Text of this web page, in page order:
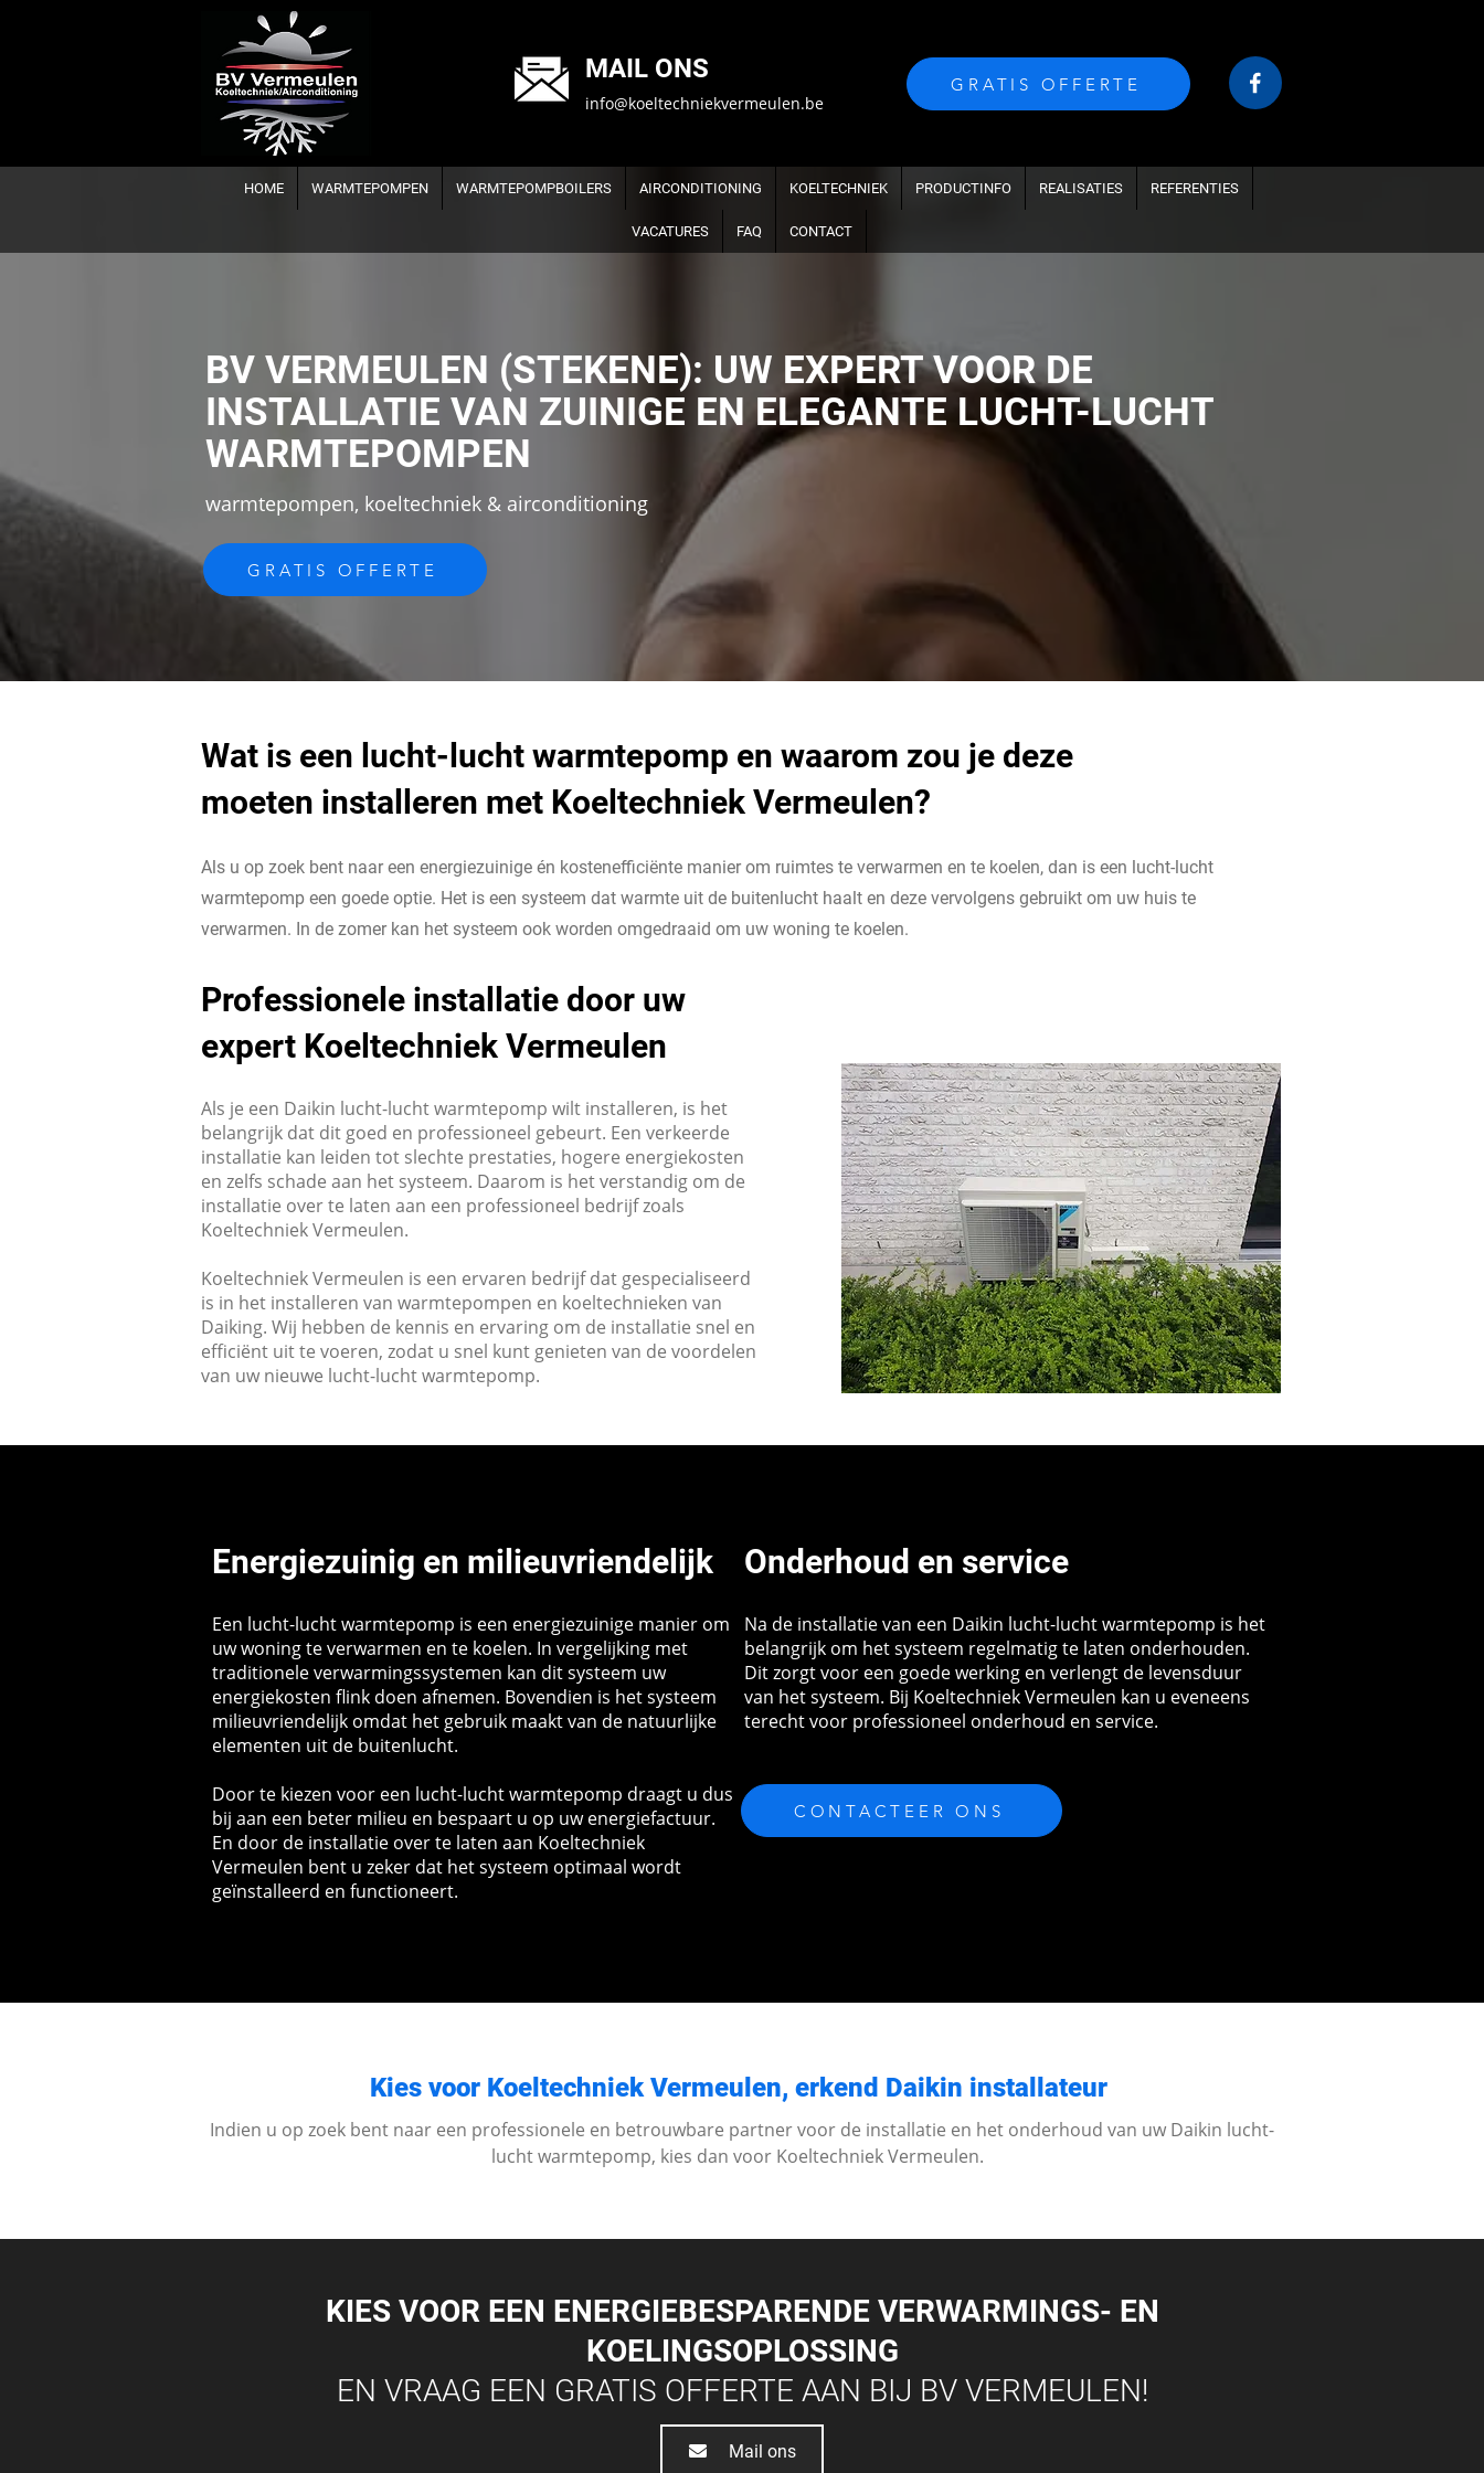
MAIL ONS
info@koeltechniekvermeulen.be
GRATIS OFFERTE
HOME WARMTEPOMPEN WARMTEPOMPBOILERS AIRCONDITIONING KOELTECHNIEK PRODUCTINFO REALISATIES REFERENTIES
VACATURES FAQ CONTACT
BV VERMEULEN (STEKENE): UW EXPERT VOOR DE
INSTALLATIE VAN ZUINIGE EN ELEGANTE LUCHT-LUCHT
WARMTEPOMPEN
warmtepompen, koeltechniek & airconditioning
GRATIS OFFERTE
Wat is een lucht-lucht warmtepomp en waarom zou je deze
moeten installeren met Koeltechniek Vermeulen?
Als u op zoek bent naar een energiezuinige én kostenefficiënte manier om ruimtes te verwarmen en te koelen, dan is een lucht-lucht
warmtepomp een goede optie. Het is een systeem dat warmte uit de buitenlucht haalt en deze vervolgens gebruikt om uw huis te
verwarmen. In de zomer kan het systeem ook worden omgedraaid om uw woning te koelen.
Professionele installatie door uw
expert Koeltechniek Vermeulen
Als je een Daikin lucht-lucht warmtepomp wilt installeren, is het
belangrijk dat dit goed en professioneel gebeurt. Een verkeerde
installatie kan leiden tot slechte prestaties, hogere energiekosten
en zelfs schade aan het systeem. Daarom is het verstandig om de
installatie over te laten aan een professioneel bedrijf zoals
Koeltechniek Vermeulen.
Koeltechniek Vermeulen is een ervaren bedrijf dat gespecialiseerd
is in het installeren van warmtepompen en koeltechnieken van
Daiking. Wij hebben de kennis en ervaring om de installatie snel en
efficiënt uit te voeren, zodat u snel kunt genieten van de voordelen
van uw nieuwe lucht-lucht warmtepomp.
Energiezuinig en milieuvriendelijk
Een lucht-lucht warmtepomp is een energiezuinige manier om
uw woning te verwarmen en te koelen. In vergelijking met
traditionele verwarmingssystemen kan dit systeem uw
energiekosten flink doen afnemen. Bovendien is het systeem
milieuvriendelijk omdat het gebruik maakt van de natuurlijke
elementen uit de buitenlucht.
Door te kiezen voor een lucht-lucht warmtepomp draagt u dus
bij aan een beter milieu en bespaart u op uw energiefactuur.
En door de installatie over te laten aan Koeltechniek
Vermeulen bent u zeker dat het systeem optimaal wordt
geïnstalleerd en functioneert.
Onderhoud en service
Na de installatie van een Daikin lucht-lucht warmtepomp is het
belangrijk om het systeem regelmatig te laten onderhouden.
Dit zorgt voor een goede werking en verlengt de levensduur
van het systeem. Bij Koeltechniek Vermeulen kan u eveneens
terecht voor professioneel onderhoud en service.
CONTACTEER ONS
Kies voor Koeltechniek Vermeulen, erkend Daikin installateur
Indien u op zoek bent naar een professionele en betrouwbare partner voor de installatie en het onderhoud van uw Daikin lucht-
lucht warmtepomp, kies dan voor Koeltechniek Vermeulen.
KIES VOOR EEN ENERGIEBESPARENDE VERWARMINGS- EN
KOELINGSOPLOSSING
EN VRAAG EEN GRATIS OFFERTE AAN BIJ BV VERMEULEN!
Mail ons